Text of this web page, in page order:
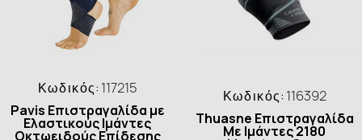
Κωδικός: 117215
Pavis Επιστραγαλίδα με
Ελαστικούς Ιμάντες
Οκτωειδούς Επίδεσης
Κωδικός: 116392
Thuasne Επιστραγαλίδα
Με Ιμάντες 2180